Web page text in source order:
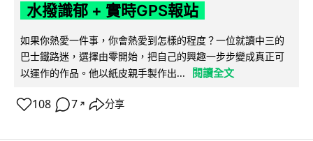
水撥識郁 + 實時GPS報站
如果你熱愛一件事，你會熱愛到怎樣的程度？一位就讀中三的
巴士鐵路迷，選擇由零開始，把自己的興趣一步步變成真正可
以運作的作品。他以紙皮親手製作出...
閱讀全文
108 7 ↗ 分享